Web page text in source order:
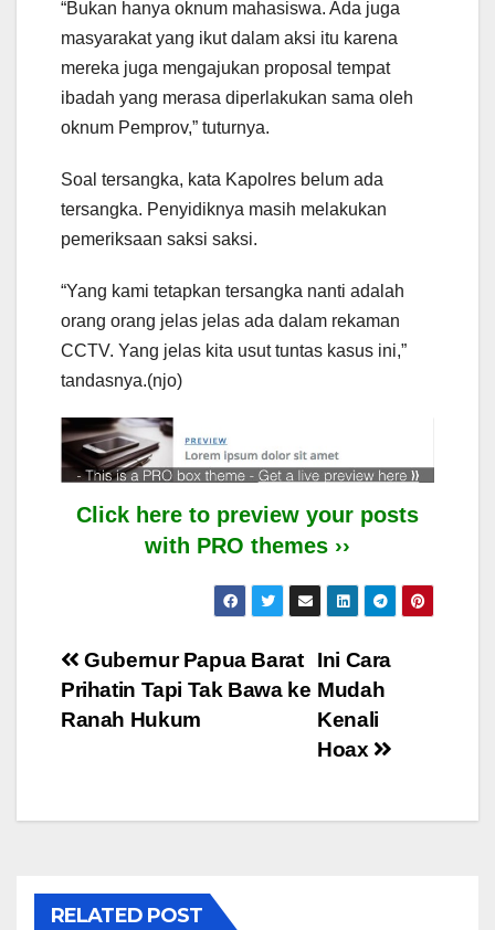
“Bukan hanya oknum mahasiswa. Ada juga
masyarakat yang ikut dalam aksi itu karena
mereka juga mengajukan proposal tempat
ibadah yang merasa diperlakukan sama oleh
oknum Pemprov,” tuturnya.
Soal tersangka, kata Kapolres belum ada
tersangka. Penyidiknya masih melakukan
pemeriksaan saksi saksi.
“Yang kami tetapkan tersangka nanti adalah
orang orang jelas jelas ada dalam rekaman
CCTV. Yang jelas kita usut tuntas kasus ini,”
tandasnya.(njo)
Click here to preview your posts
with PRO themes ››
Post
navigation
Ini Cara
Mudah
Kenali
Hoax
Gubernur Papua Barat
Prihatin Tapi Tak Bawa ke
Ranah Hukum
RELATED POST